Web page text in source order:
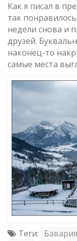
Как я писал в
так
недели снова и
друзей.
наконец-то
самые места
Теги: Бавария